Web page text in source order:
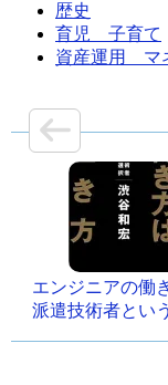
歴史
育児 子育て
資産運用 マ
エンジニアの
派遣技術者とい